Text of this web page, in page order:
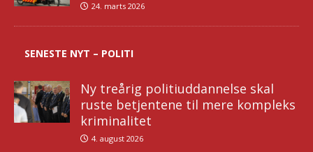
24. marts 2026
SENESTE NYT – POLITI
Ny treårig politiuddannelse skal
ruste betjentene til mere kompleks
kriminalitet
4. august 2026